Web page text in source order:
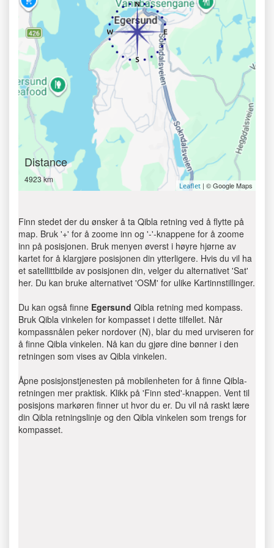
Distance
4923 km
Leaflet | © Google Maps
Finn stedet der du ønsker å ta Qibla retning ved å flytte på
map. Bruk '+' for å zoome inn og '-'-knappene for å zoome
inn på posisjonen. Bruk menyen øverst i høyre hjørne av
kartet for å klargjøre posisjonen din ytterligere. Hvis du vil ha
et satellittbilde av posisjonen din, velger du alternativet 'Sat'
her. Du kan bruke alternativet 'OSM' for ulike Kartinnstillinger.
Du kan også finne Egersund Qibla retning med kompass.
Bruk Qibla vinkelen for kompasset i dette tilfellet. Når
kompassnålen peker nordover (N), blar du med urviseren for
å finne Qibla vinkelen. Nå kan du gjøre dine bønner i den
retningen som vises av Qibla vinkelen.
Åpne posisjonstjenesten på mobilenheten for å finne Qibla-
retningen mer praktisk. Klikk på 'Finn sted'-knappen. Vent til
posisjons markøren finner ut hvor du er. Du vil nå raskt lære
din Qibla retningslinje og den Qibla vinkelen som trengs for
kompasset.